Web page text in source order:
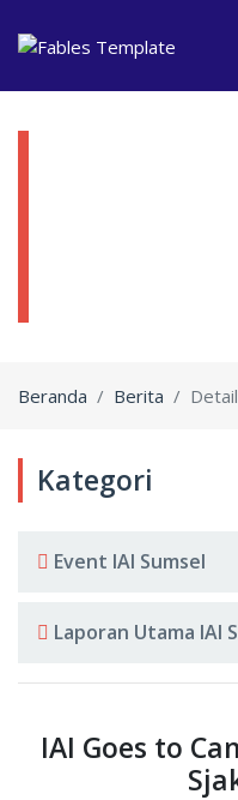
Beranda Berita
Kategori
Event IAI Sumsel
Laporan Utama IAI
IAI Goes to